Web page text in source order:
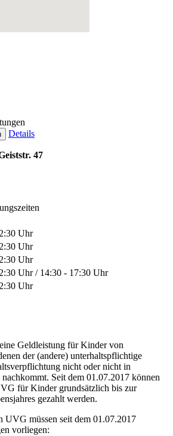
Details
47
Uhr
Uhr
Uhr
Uhr / 14:30 - 17:30 Uhr
Uhr
Geldleistung für Kinder von
der (andere) unterhaltspflichtige
nicht oder nicht in
Seit dem 01.07.2017 können
für Kinder grundsätzlich bis zur
gezahlt werden.
müssen seit dem 01.07.2017
vorliegen: